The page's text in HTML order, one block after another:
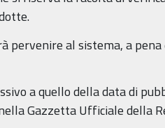
pervenire al sistema, a
a quello della data di
Gazzetta Ufficiale della